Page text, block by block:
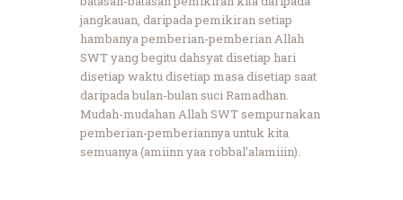
jangkauan, daripada pemikiran setiap
hambanya pemberian-pemberian Allah
SWT yang begitu dahsyat disetiap hari
disetiap waktu disetiap masa disetiap saat
daripada bulan-bulan suci Ramadhan.
Mudah-mudahan Allah SWT sempurnakan
pemberian-pemberiannya untuk kita
semuanya (amiinn yaa robbal’alamiiin).